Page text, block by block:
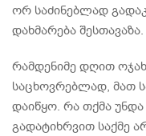
ორ საძინებლად
დახმარება შესთავაზა.
რამდენიმე დღით
საცხოვრებლად, მათ
დაიწყო. რა თქმა
გადატიხრვით საქმე